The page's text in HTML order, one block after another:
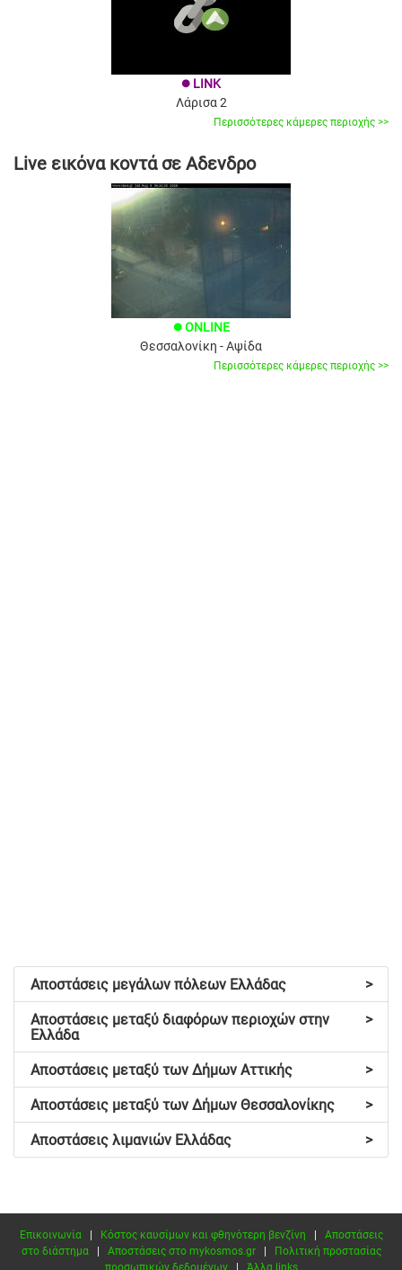
brightness_1 LINK
Λάρισα 2
Περισσότερες κάμερες περιοχής >>
Live εικόνα κοντά σε Αδενδρο
brightness_1 ONLINE
Θεσσαλονίκη - Αψίδα
Περισσότερες κάμερες περιοχής >>
>
Αποστάσεις μεγάλων πόλεων Ελλάδας
>
Αποστάσεις μεταξύ διαφόρων περιοχών στην
Ελλάδα
>
Αποστάσεις μεταξύ των Δήμων Αττικής
>
Αποστάσεις μεταξύ των Δήμων Θεσσαλονίκης
>
Αποστάσεις λιμανιών Ελλάδας
Επικοινωνία| Κόστος καυσίμων και φθηνότερη βενζίνη
Αποστάσεις
στο διάστημα| Αποστάσεις στο mykosmos.gr|
Πολιτική προστασίας